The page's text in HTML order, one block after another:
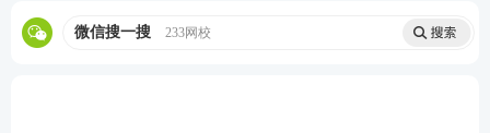
微信搜一搜 233网校